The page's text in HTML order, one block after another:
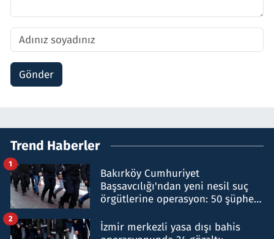
Gönder
Trend Haberler
Bakırköy Cumhuriyet
Başsavcılığı'ndan yeni nesil suç
örgütlerine operasyon: 50 şüpheli
1
İzmir merkezli yasa dışı bahis
2